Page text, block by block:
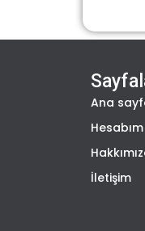
Ana
Hesabım
İletişim